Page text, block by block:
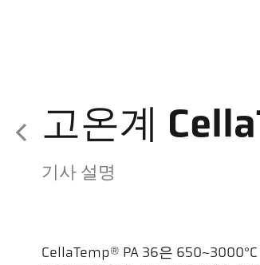
고온계
기사 설명
CellaTemp® PA 36은